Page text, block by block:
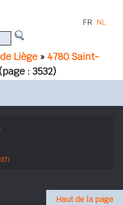
Liège » 4780 Saint-
: 3532)
FR NL
Haut de la page